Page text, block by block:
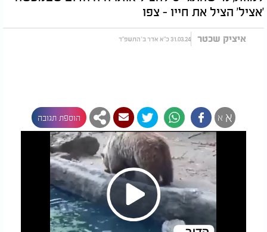
'אציל' הציל את חייו - צפו
איציק שכטר 31.03.24 כ"א אדר ב' התשפ"ד
א א הוספת תגובה